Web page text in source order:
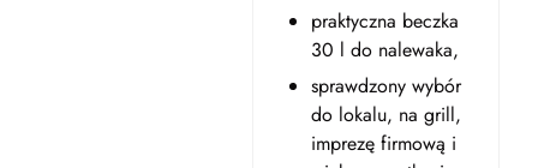
praktyczna beczka
30 l do nalewaka,
sprawdzony wybór
do lokalu, na grill,
imprezę firmową i